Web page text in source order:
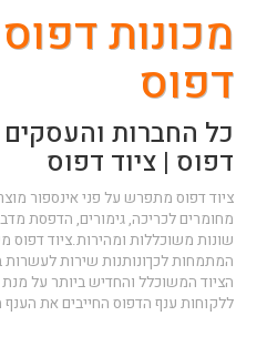
מכונות
דפוס
כל החברות
דפוס | ציוד דפוס
ציוד דפוס מתפרש על פני אינספור
מחומרים לכריכה, גימורים, הדפסת
שונות משוכללות ומהירות.ציוד דפוס
המתמחות לכךונותנות שירות לעשרות
הציוד המשוכלל והחדיש ביותר על
ללקוחות ענף הדפוס החייבים את